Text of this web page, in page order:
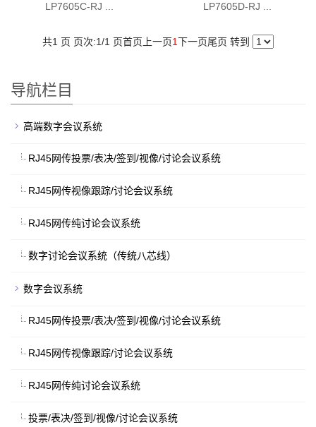
LP7605C-RJ ... LP7605D-RJ ...
共1 页 页次:1/1 页首页 上一页1下一页尾页 转到
导航栏目
高端数字会议系统
RJ45网传投票/表决/签到/视像/讨论会议系统
RJ45网传视像跟踪/讨论会议系统
RJ45网传纯讨论会议系统
数字讨论会议系统（传统八芯线）
数字会议系统
RJ45网传投票/表决/签到/视像/讨论会议系统
RJ45网传视像跟踪/讨论会议系统
RJ45网传纯讨论会议系统
投票/表决/签到/视像/讨论会议系统